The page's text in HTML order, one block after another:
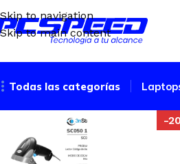
Skip to navigation
Skip to main content
Todas las categorías
-